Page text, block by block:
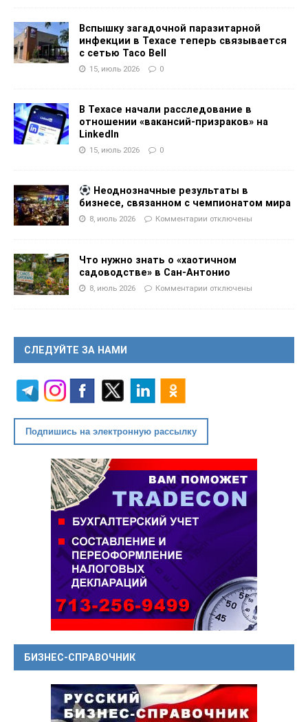
Вспышку загадочной паразитарной
инфекции в Техасе теперь связывается
с сетью Taco Bell
15, июль 2026 0
В Техасе начали расследование в
отношении «вакансий-призраков» на
LinkedIn
15, июль 2026 0
Неоднозначные результаты в
бизнесе, связанном с чемпионатом мира
8, июль 2026 Комментарии отключены
Что нужно знать о «хаотичном
садоводстве» в Сан-Антонио
8, июль 2026 Комментарии отключены
СЛЕДУЙТЕ ЗА НАМИ
Подпишись на электронную рассылку
БИЗНЕС-СПРАВОЧНИК